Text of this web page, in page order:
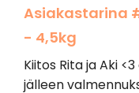
Asiakastarina
- 4,5kg
Kiitos Rita ja Aki
jälleen